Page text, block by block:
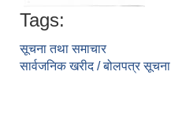
Tags:
सूचना तथा समाचार
सार्वजनिक खरीद / बोलपत्र सूचना